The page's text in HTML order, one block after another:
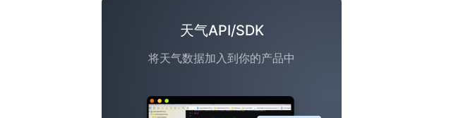
天气API/SDK
将天气数据加入到你的产品中